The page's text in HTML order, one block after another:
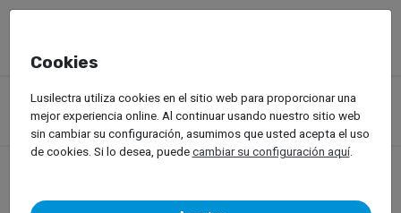
Productos
Equipos de Taller
Compresores de Aire Comprimido y Redes de Aire
Redes de Aire Comprimido
Cookies
Lusilectra utiliza cookies en el sitio web para proporcionar una
mejor experiencia online. Al continuar usando nuestro sitio web
sin cambiar su configuración, asumimos que usted acepta el uso
de cookies. Si lo desea, puedecambiar su configuración aquí.